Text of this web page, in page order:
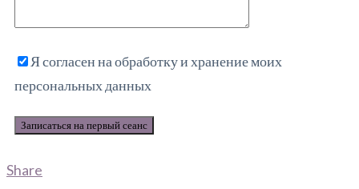
Я согласен на обработку и хранение моих
персональных данных
Share